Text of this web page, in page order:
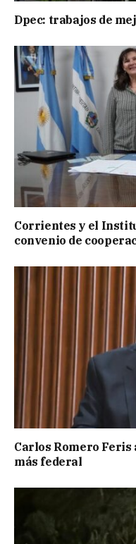
Dpec: trabajos de
Corrientes y el
convenio de
Carlos Romero Feris
más federal